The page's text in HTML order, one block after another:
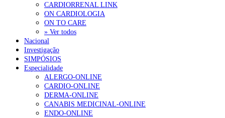
Portugal está a formar os médicos de que precisa?
2026
NOTÍCIAS MAIS LIDAS
Enfermagem Forense. “Da urgência ao tribunal, cada
gesto conta e cada profissional faz a diferença”
203 visualizações
CARDIORRENAL LINK
ON CARDIOLOGIA
ON TO CARE
» Ver todos
Nacional
Investigação
SIMPÓSIOS
Especialidade
ALERGO-ONLINE
CARDIO-ONLINE
DERMA-ONLINE
CANABIS MEDICINAL-ONLINE
ENDO-ONLINE